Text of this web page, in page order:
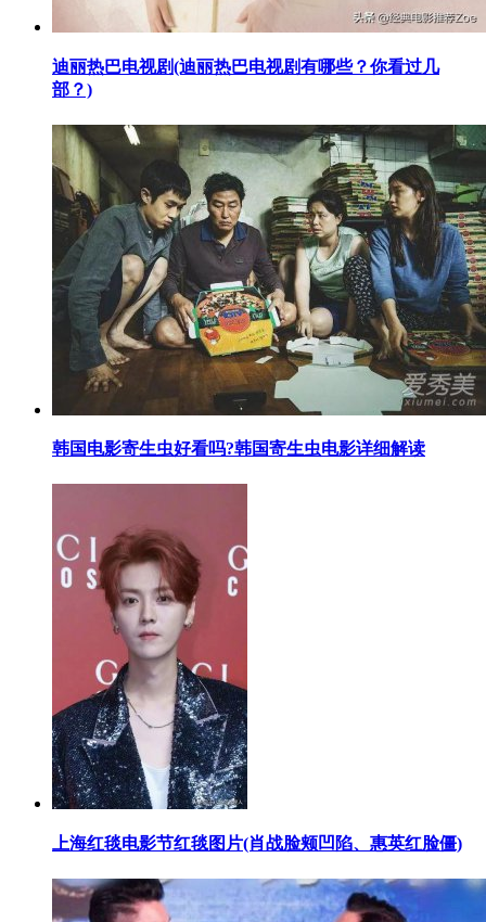
​迪丽热巴电视剧(迪丽热巴电视剧有哪些？你看过几
部？)
​韩国电影寄生虫好看吗?韩国寄生虫电影详细解读
​上海红毯电影节红毯图片(肖战脸颊凹陷、惠英红脸僵)